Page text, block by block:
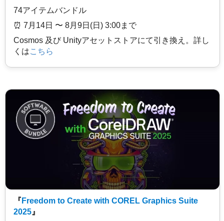
74アイテムバンドル
⏰️ 7月14日 〜 8月9日(日) 3:00まで
Cosmos 及び Unityアセットストアにて引き換え。詳し
くはこちら
『 Freedom to Create with COREL Graphics Suite
2025 』